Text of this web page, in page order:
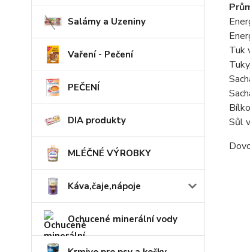
Salámy a Uzeniny
Vaření - Pečení
PEČENÍ
DIA produkty
MLÉČNÉ VÝROBKY
Káva,čaje,nápoje
Ochucené minerální vody
Tuk
Sůl